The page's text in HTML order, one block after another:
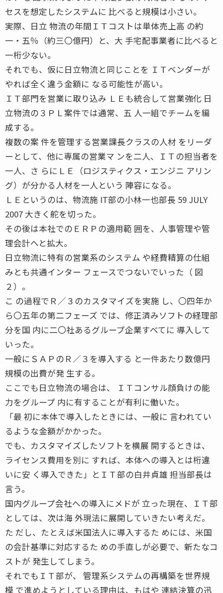
セスを想定したシステムに 比べると規模は小さい。
実際、日立 物流の年間ＩＴコストは単体売上高 の約
一・五％（約三〇億円）と、大 手宅配事業者に比べると
一桁少ない。
それでも、仮に日立物流と同じことを ＩＴベンダーが
やれば全く違う金額に なる可能性が高い。
ＩＴ部門を営業に取り込み ＬＥも統合して営業強化 日
立物流の３ＰＬ案件では通常、五 人一組でチームを編
成する。
複数の案 件を管理する営業課長クラスの人材 をリーダ
ーとして、他に専属の営業マ ンを二人、ＩＴの担当者を
一人、さ らにＬＥ（ロジスティクス・エンジニ アリン
グ）が分かる人材を一人という 陣容になる。
ＬＥというのは、物流施 IT部の小林一也部長 59 JULY
2007 大きく舵を切った。
その後は本社でのＥＲＰの適用範 囲を、人事管理や管
理会計へと拡大。
日立物流に特有の営業系のシステム や経費精算の仕組
みとも共通インター フェースでつないでいった（ 図
２）。
こ の過程でＲ／３のカスタマイズを実施 し、〇四年か
ら〇五年の第二フェーズ では、修正済みソフトの経理部
分を国 内に二〇社あるグループ企業すべてに 導入して
いった。
一般にＳＡＰのＲ／３を導入する と一件あたり数億円
規模の出費が発 生する。
ここでも日立物流の場合は、 ＩＴコンサル顔負けの能
力をグループ 内に有することが有利に働いた。
「最 初に本体で導入したときには、一般に 言われてい
るような金額がかかった。
でも、カスタマイズしたソフトを横展 開するときは、
ライセンス費用を別に すれば、本体への導入とは桁違
いに安 く導入できた」とＩＴ部の白井貞雄 担当部長は
言う。
国内グループ会社への導入にメドが 立った現在、ＩＴ部
としては、次は海 外現法に展開していきたい考えだ。
た だし、たとえば米国法人に導入するた めには、米国
の会計基準に対応するた めの手直しが必要で、新たなコ
ストが 発生してしまう。
それでもＩＴ部が、 管理系システムの再構築を世界規
模 で進めようとしている理由は、もはや 連結決算の迅